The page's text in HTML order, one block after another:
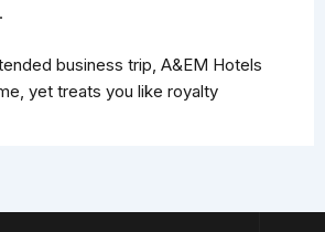
business trip, A&EM Hotels
yet treats you like royalty